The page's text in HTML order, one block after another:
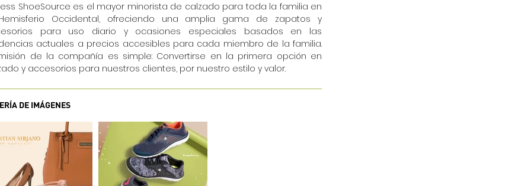
ShoeSource es el mayor minorista de calzado para toda la familia en
Occidental, ofreciendo una amplia gama de zapatos y
para uso diario y ocasiones especiales basados en las
actuales a precios accesibles para cada miembro de la familia.
de la compañía es simple: Convertirse en la primera opción en
y accesorios para nuestros clientes, por nuestro estilo y valor.
DE IMÁGENES